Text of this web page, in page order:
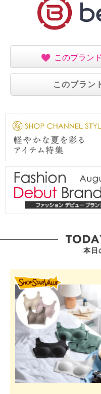
このブラン
このブラン
本日